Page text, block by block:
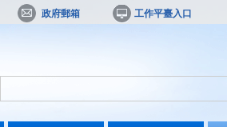
政府郵箱 工作平臺入口